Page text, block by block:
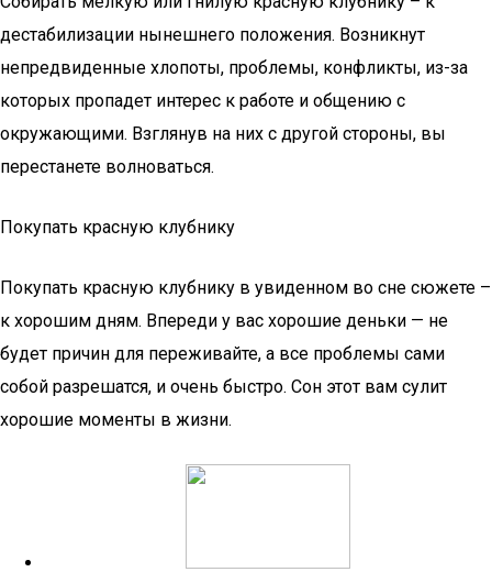
дестабилизации нынешнего положения. Возникнут
непредвиденные хлопоты, проблемы, конфликты, из-за
которых пропадет интерес к работе и общению с
окружающими. Взглянув на них с другой стороны, вы
перестанете волноваться.
Покупать красную клубнику
Покупать красную клубнику в увиденном во сне сюжете –
к хорошим дням. Впереди у вас хорошие деньки — не
будет причин для переживайте, а все проблемы сами
собой разрешатся, и очень быстро. Сон этот вам сулит
хорошие моменты в жизни.